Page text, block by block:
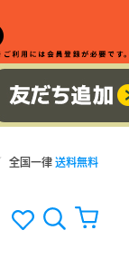
全国一律送料無料